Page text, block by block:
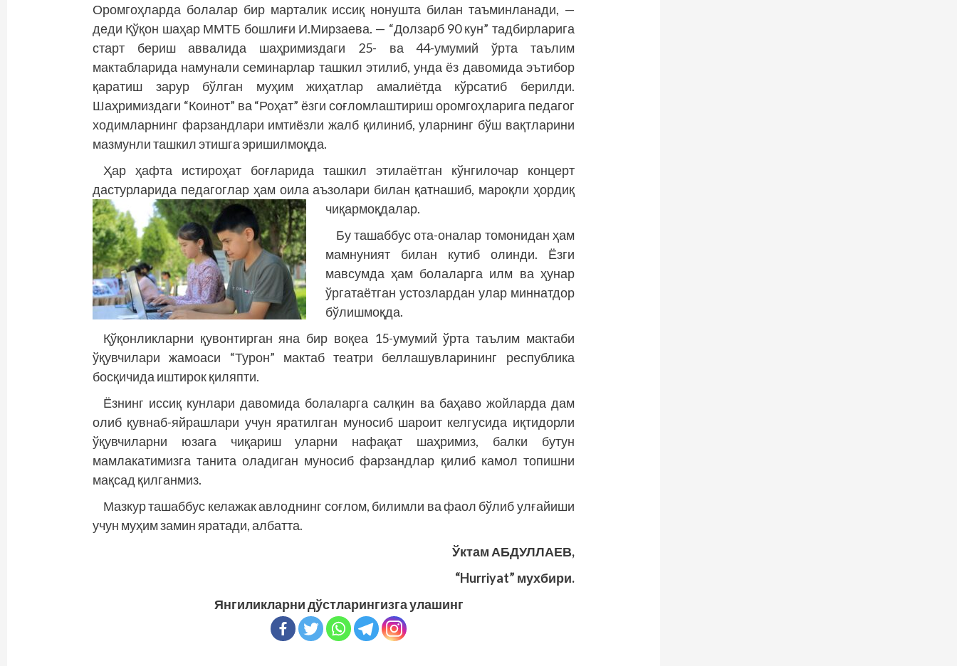
Оромгоҳларда болалар бир марталик иссиқ нонушта билан таъминланади, —
деди Қўқон шаҳар ММТБ бошлиғи И.Мирзаева. — “Долзарб 90 кун” тадбирларига
старт бериш аввалида шаҳримиздаги 25- ва 44-умумий ўрта таълим
мактабларида намунали семинарлар ташкил этилиб, унда ёз давомида эътибор
қаратиш зарур бўлган муҳим жиҳатлар амалиётда кўрсатиб берилди.
Шаҳримиздаги “Коинот” ва “Роҳат” ёзги соғломлаштириш оромгоҳларига педагог
ходимларнинг фарзандлари имтиёзли жалб қилиниб, уларнинг бўш вақтларини
мазмунли ташкил этишга эришилмоқда.
Ҳар ҳафта истироҳат боғларида ташкил этилаётган кўнгилочар концерт
дастурларида педагоглар ҳам оила аъзолари билан қатнашиб, мароқли ҳордиқ
чиқармоқдалар.
Бу ташаббус ота-оналар томонидан ҳам
мамнуният билан кутиб олинди. Ёзги
мавсумда ҳам болаларга илм ва ҳунар
ўргатаётган устозлардан улар миннатдор
бўлишмоқда.
Қўқонликларни қувонтирган яна бир воқеа 15-умумий ўрта таълим мактаби
ўқувчилари жамоаси “Турон” мактаб театри беллашувларининг республика
босқичида иштирок қиляпти.
Ёзнинг иссиқ кунлари давомида болаларга салқин ва баҳаво жойларда дам
олиб қувнаб-яйрашлари учун яратилган муносиб шароит келгусида иқтидорли
ўқувчиларни юзага чиқариш уларни нафақат шаҳримиз, балки бутун
мамлакатимизга танита оладиган муносиб фарзандлар қилиб камол топишни
мақсад қилганмиз.
Мазкур ташаббус келажак авлоднинг соғлом, билимли ва фаол бўлиб улғайиши
учун муҳим замин яратади, албатта.
Ўктам АБДУЛЛАЕВ,
“Hurriyat” мухбири.
Янгиликларни дўстларингизга улашинг